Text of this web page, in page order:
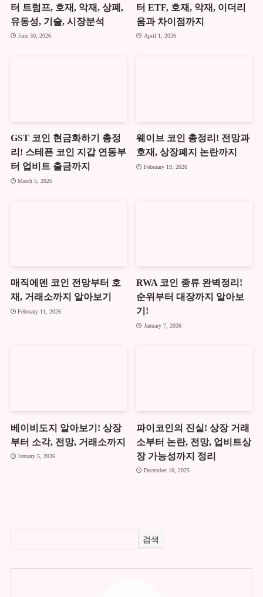
터 트럼프, 호재, 악재, 상폐,
유동성, 기술, 시장분석
June 30, 2026
터 ETF, 호재, 악재, 이더리
움과 차이점까지
April 1, 2026
GST 코인 현금화하기 총정
리! 스테픈 코인 지갑 연동부
터 업비트 출금까지
March 5, 2026
웨이브 코인 총정리! 전망과
호재, 상장폐지 논란까지
February 19, 2026
매직에덴 코인 전망부터 호
재, 거래소까지 알아보기
February 11, 2026
RWA 코인 종류 완벽정리!
순위부터 대장까지 알아보
기!
January 7, 2026
베이비도지 알아보기! 상장
부터 소각, 전망, 거래소까지
January 5, 2026
파이코인의 진실! 상장 거래
소부터 논란, 전망, 업비트상
장 가능성까지 정리
December 10, 2025
검색